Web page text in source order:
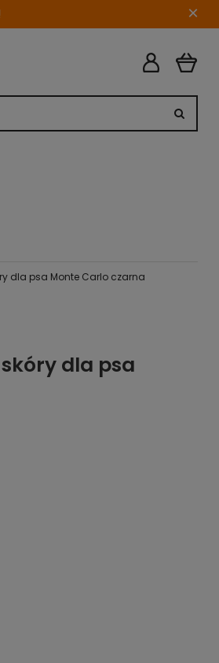
×
dla psa Monte Carlo czarna
dla psa